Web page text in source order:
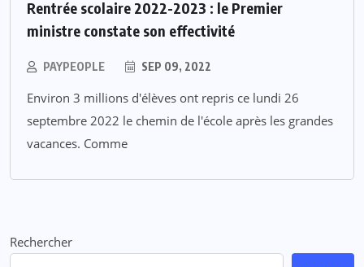
Rentrée scolaire 2022-2023 : le Premier
ministre constate son effectivité
PAYPEOPLE SEP 09, 2022
Environ 3 millions d'élèves ont repris ce lundi 26
septembre 2022 le chemin de l'école après les grandes
vacances. Comme
Rechercher